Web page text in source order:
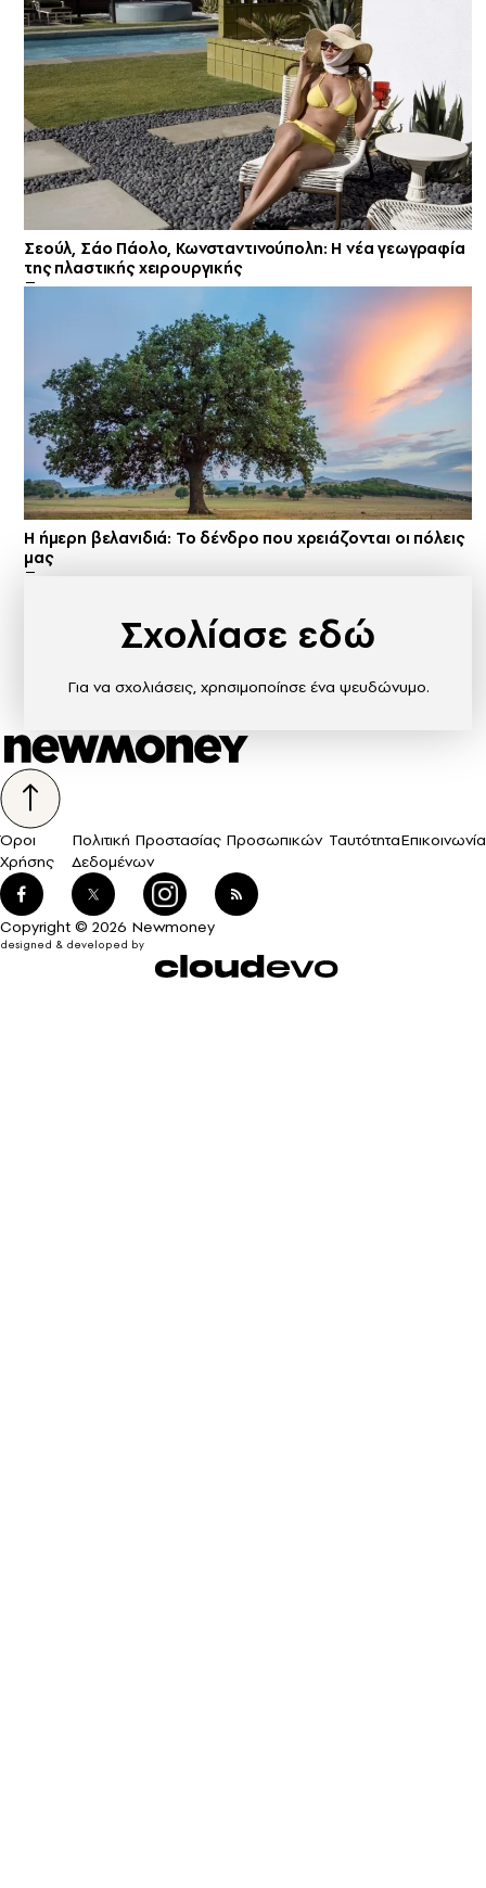
Σεούλ, Σάο Πάολο, Κωνσταντινούπολη: Η νέα γεωγραφία
της πλαστικής χειρουργικής
Η ήμερη βελανιδιά: Το δένδρο που χρειάζονται οι πόλεις
μας
Σχολίασε εδώ
Για να σχολιάσεις, χρησιμοποίησε ένα ψευδώνυμο.
Όροι
Χρήσης
Πολιτική Προστασίας Προσωπικών
Δεδομένων
ΤαυτότηταΕπικοινωνία
Copyright © 2026 Newmoney
designed & developed by